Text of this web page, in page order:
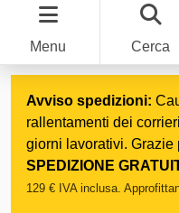
Menu Cerca
Avviso spedizioni:
rallentamenti dei
giorni lavorativi. Grazie
SPEDIZIONE
129 € IVA inclusa.